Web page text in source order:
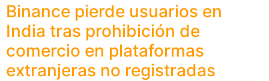
Binance pierde usuarios en
India tras prohibición de
comercio en plataformas
extranjeras no registradas